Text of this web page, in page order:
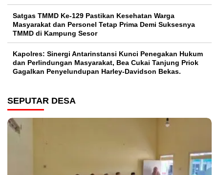
Satgas TMMD Ke-129 Pastikan Kesehatan Warga
Masyarakat dan Personel Tetap Prima Demi Suksesnya
TMMD di Kampung Sesor
Kapolres: Sinergi Antarinstansi Kunci Penegakan Hukum
dan Perlindungan Masyarakat, Bea Cukai Tanjung Priok
Gagalkan Penyelundupan Harley-Davidson Bekas.
SEPUTAR DESA